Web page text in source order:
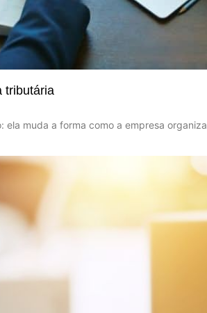
tributária
ela muda a forma como a empresa organiza